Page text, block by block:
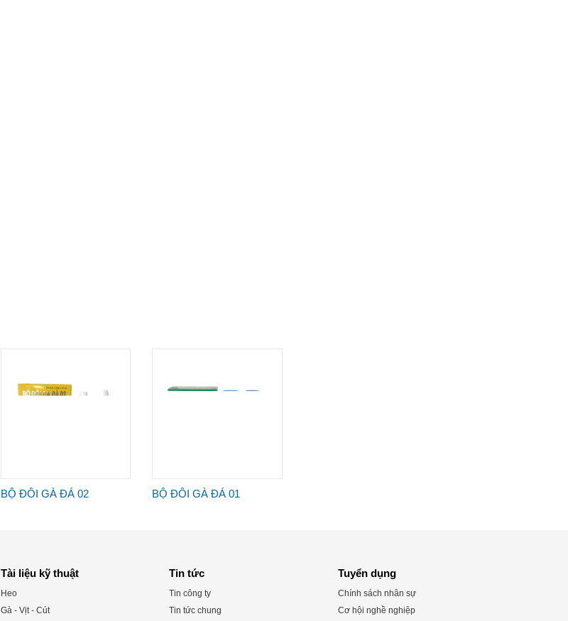
BỘ ĐÔI GÀ ĐÁ 02 BỘ ĐÔI GÀ ĐÁ 01
Tài liệu kỹ thuật
Heo
Gà - Vịt - Cút
Tin tức
Tin công ty
Tin tức chung
Tuyển dụng
Chính sách nhân sự
Cơ hội nghề nghiệp